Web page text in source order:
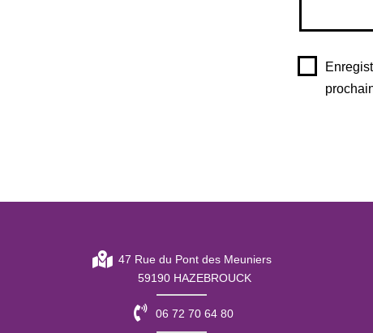
47 Rue du Pont des Meuniers
59190 HAZEBROUCK
06 72 70 64 80